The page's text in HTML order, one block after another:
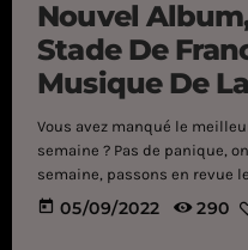
Nouvel
Stade De
Musique De
Vous avez manqué le
semaine ? Pas de panique,
semaine, passons en revue
musicale ces derniers jours.
de concert pour Harry
today 05/09/2022 290